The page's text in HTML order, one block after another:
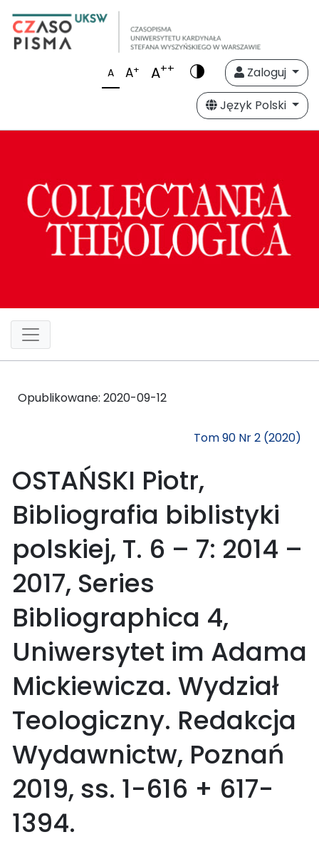
A A+ A++
Zaloguj
Język Polski
Opublikowane: 2020-09-12
Tom 90 Nr 2 (2020)
OSTAŃSKI Piotr,
Bibliografia biblistyki
polskiej, T. 6 – 7: 2014 –
2017, Series
Bibliographica 4,
Uniwersytet im Adama
Mickiewicza. Wydział
Teologiczny. Redakcja
Wydawnictw, Poznań
2019, ss. 1-616 + 617-
1394.